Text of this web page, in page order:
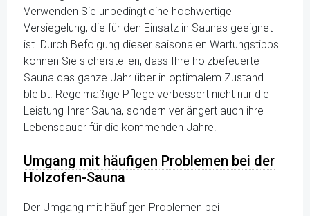
Verwenden Sie unbedingt eine hochwertige
Versiegelung, die für den Einsatz in Saunas geeignet
ist. Durch Befolgung dieser saisonalen Wartungstipps
können Sie sicherstellen, dass Ihre holzbefeuerte
Sauna das ganze Jahr über in optimalem Zustand
bleibt. Regelmäßige Pflege verbessert nicht nur die
Leistung Ihrer Sauna, sondern verlängert auch ihre
Lebensdauer für die kommenden Jahre.
Umgang mit häufigen Problemen bei der
Holzofen-Sauna
Der Umgang mit häufigen Problemen bei